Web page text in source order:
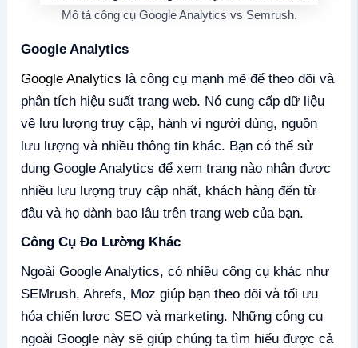
Mô tả công cụ Google Analytics vs Semrush.
Google Analytics
Google Analytics là công cụ mạnh mẽ để theo dõi và
phân tích hiệu suất trang web. Nó cung cấp dữ liệu
về lưu lượng truy cập, hành vi người dùng, nguồn
lưu lượng và nhiều thông tin khác. Bạn có thể sử
dụng Google Analytics để xem trang nào nhận được
nhiều lưu lượng truy cập nhất, khách hàng đến từ
đâu và họ dành bao lâu trên trang web của bạn.
Công Cụ Đo Lường Khác
Ngoài Google Analytics, có nhiều công cụ khác như
SEMrush, Ahrefs, Moz giúp bạn theo dõi và tối ưu
hóa chiến lược SEO và marketing. Những công cụ
ngoài Google này sẽ giúp chúng ta tìm hiểu được cả